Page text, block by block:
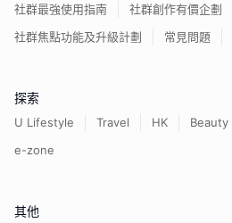
社群最強使用指南
社群創作有價企劃
社群焦點功能及升級計劃
常見問題
探索
U Lifestyle Travel HK Beauty
e-zone
其他